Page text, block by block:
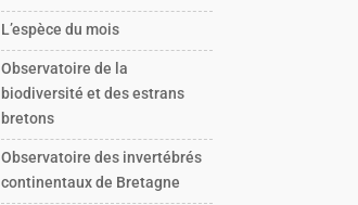
L’espèce du mois
Observatoire de la
biodiversité et des estrans
bretons
Observatoire des invertébrés
continentaux de Bretagne